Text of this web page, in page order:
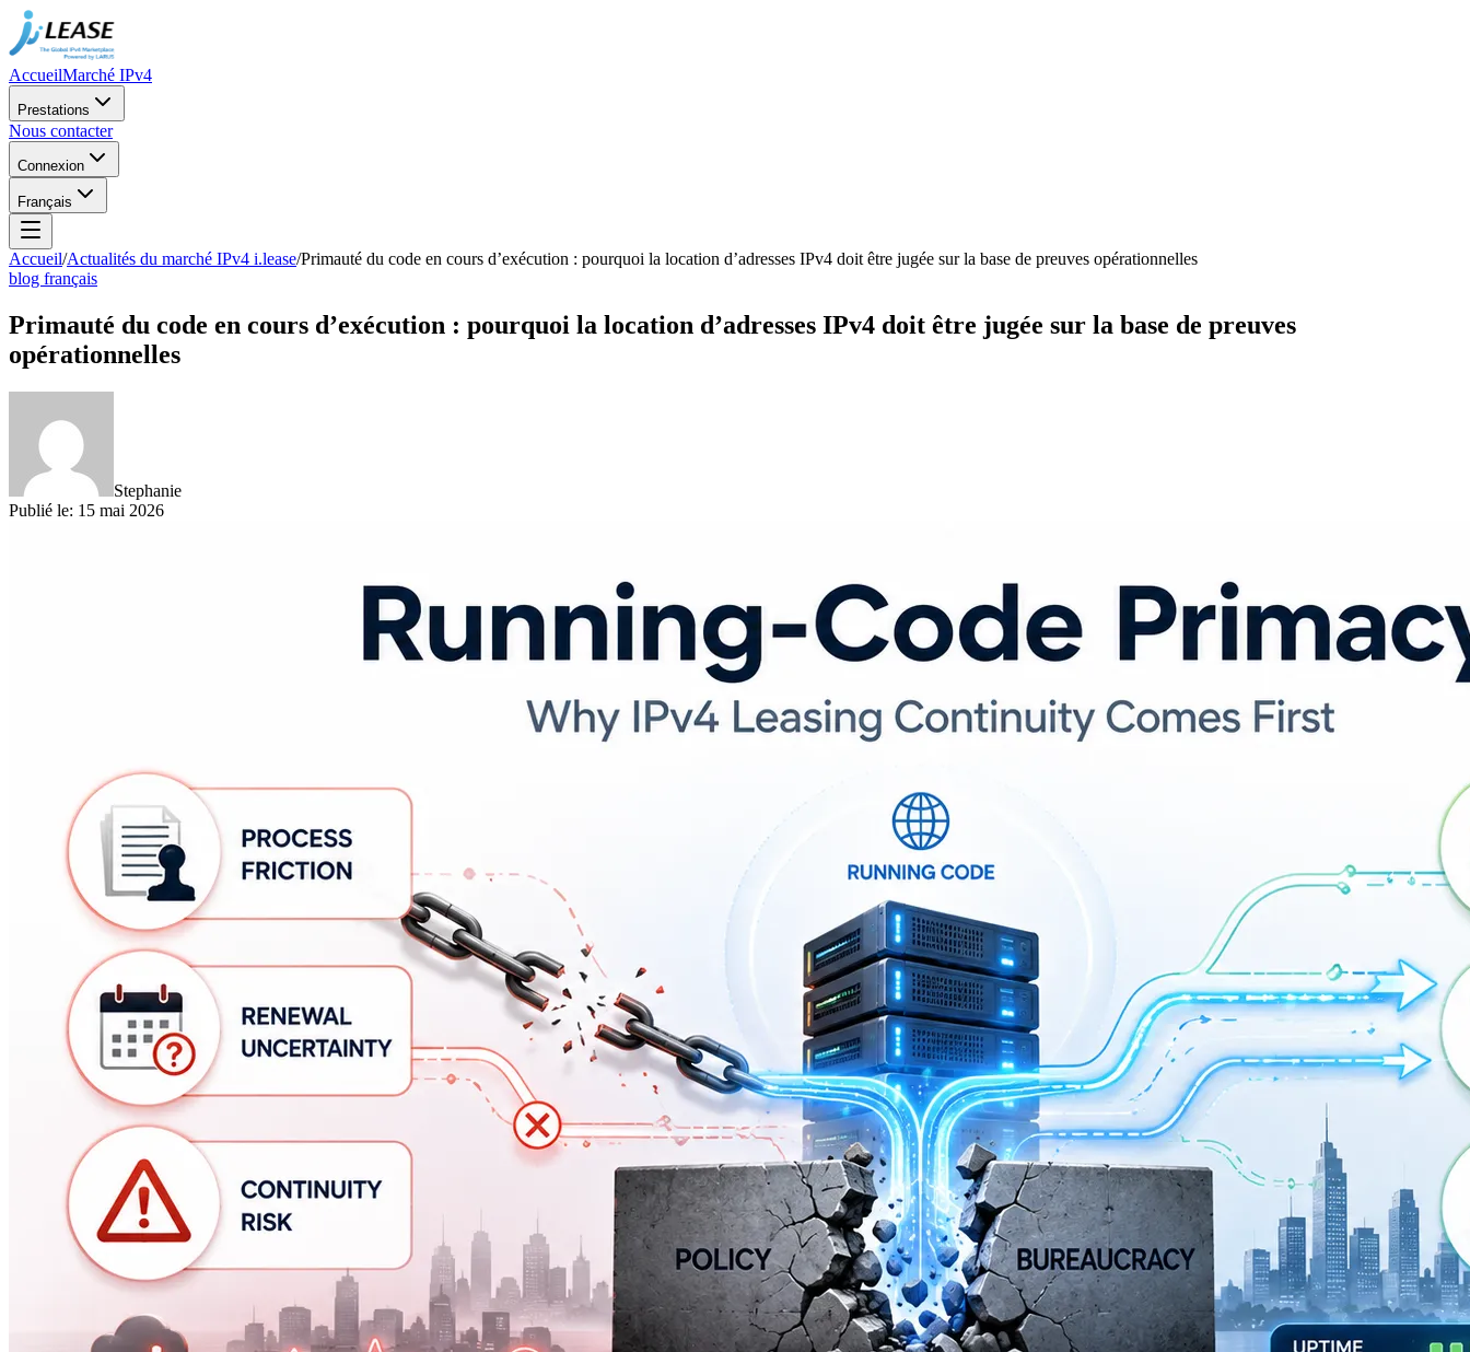
AccueilMarché IPv4
Prestations
Nous contacter
Connexion
Français
Accueil/Actualités du marché IPv4 i.lease/Primauté du code en cours d’exécution : pourquoi la location d’adresses IPv4 doit être jugée sur la base de preuves opérationnelles
blog français
Primauté du code en cours d’exécution : pourquoi la location d’adresses IPv4 doit être jugée sur la base de preuves
opérationnelles
Stephanie
Publié le: 15 mai 2026